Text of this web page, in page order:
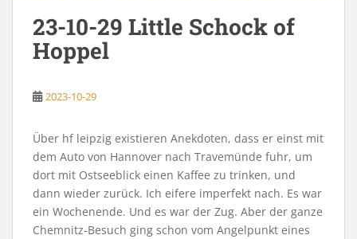
23-10-29 Little Schock of
Hoppel
2023-10-29
Über hf leipzig existieren Anekdoten, dass er einst mit
dem Auto von Hannover nach Travemünde fuhr, um
dort mit Ostseeblick einen Kaffee zu trinken, und
dann wieder zurück. Ich eifere imperfekt nach. Es war
ein Wochenende. Und es war der Zug. Aber der ganze
Chemnitz-Besuch ging schon vom Angelpunkt eines